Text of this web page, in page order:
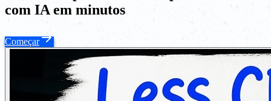
com IA em minutos
Começar